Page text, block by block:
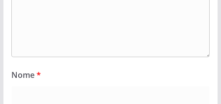
Nome*